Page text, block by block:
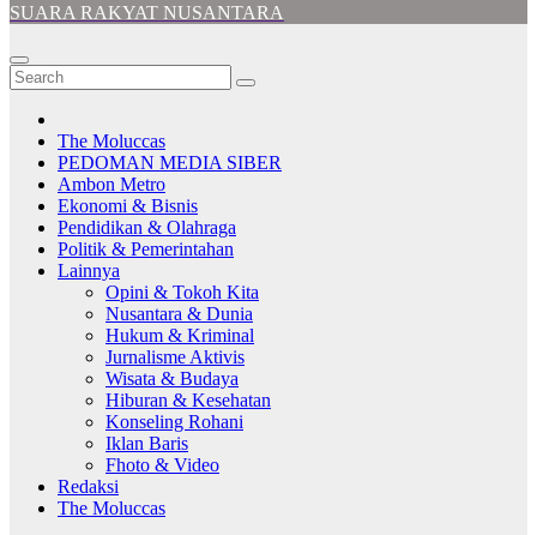
SUARA RAKYAT NUSANTARA
The Moluccas
PEDOMAN MEDIA SIBER
Ambon Metro
Ekonomi & Bisnis
Pendidikan & Olahraga
Politik & Pemerintahan
Lainnya
Opini & Tokoh Kita
Nusantara & Dunia
Hukum & Kriminal
Jurnalisme Aktivis
Wisata & Budaya
Hiburan & Kesehatan
Konseling Rohani
Iklan Baris
Fhoto & Video
Redaksi
The Moluccas